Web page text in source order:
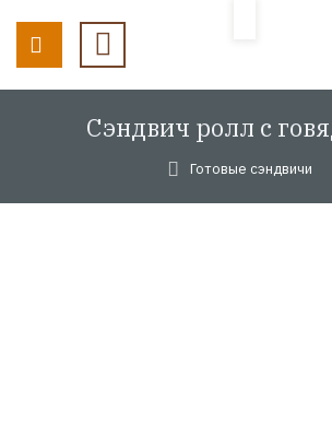
Сэндвич ролл с
Готовые сэндвичи